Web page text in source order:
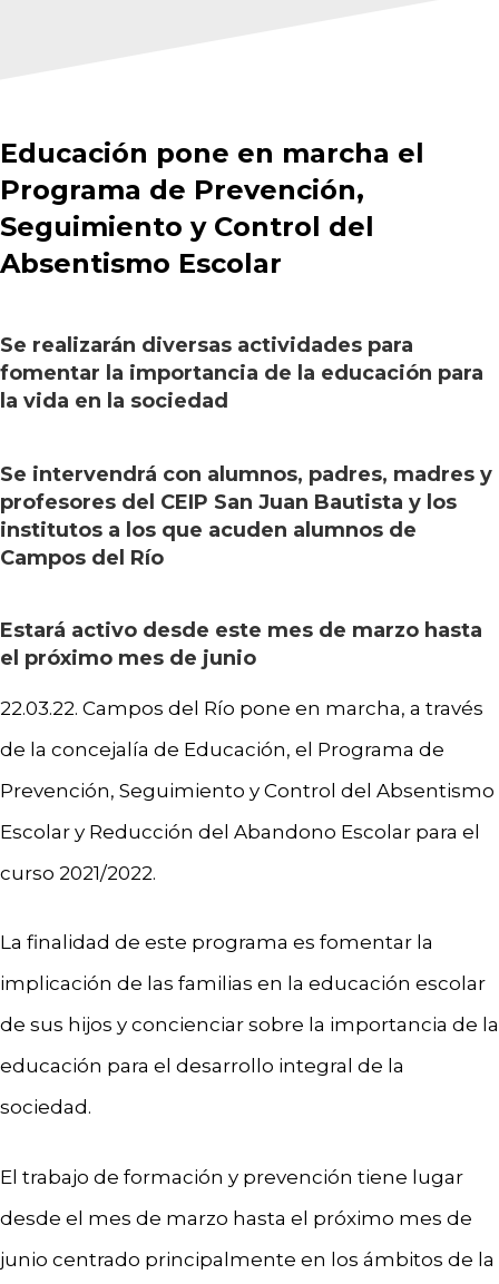
Educación pone en marcha el
Programa de Prevención,
Seguimiento y Control del
Absentismo Escolar
Se realizarán diversas actividades para
fomentar la importancia de la educación para
la vida en la sociedad
Se intervendrá con alumnos, padres, madres y
profesores del CEIP San Juan Bautista y los
institutos a los que acuden alumnos de
Campos del Río
Estará activo desde este mes de marzo hasta
el próximo mes de junio
22.03.22. Campos del Río pone en marcha, a través
de la concejalía de Educación, el Programa de
Prevención, Seguimiento y Control del Absentismo
Escolar y Reducción del Abandono Escolar para el
curso 2021/2022.
La finalidad de este programa es fomentar la
implicación de las familias en la educación escolar
de sus hijos y concienciar sobre la importancia de la
educación para el desarrollo integral de la
sociedad.
El trabajo de formación y prevención tiene lugar
desde el mes de marzo hasta el próximo mes de
junio centrado principalmente en los ámbitos de la